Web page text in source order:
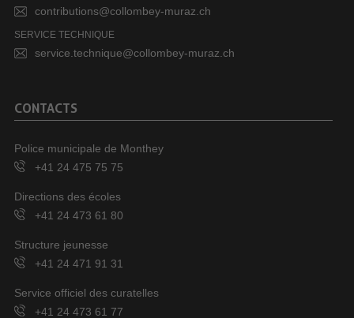
contributions@collombey-muraz.ch
SERVICE TECHNIQUE
service.technique@collombey-muraz.ch
CONTACTS
Police municipale de Monthey
+41 24 475 75 75
Directions des écoles
+41 24 473 61 80
Structure jeunesse
+41 24 471 91 31
Service officiel des curatelles
+41 24 473 61 77